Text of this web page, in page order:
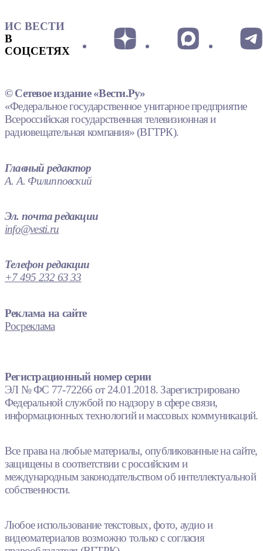
ИС ВЕСТИ
В
СОЦСЕТЯХ
© Сетевое издание «Вести.Ру»
«Федеральное государственное унитарное предприятие
Всероссийская государственная телевизионная и
радиовещательная компания» (ВГТРК).
Главный редактор
А. А. Филипповский
Эл. почта редакции
info@vesti.ru
Телефон редакции
+7 495 232 63 33
Реклама на сайте
Росреклама
Регистрационный номер серии
ЭЛ № ФС 77-72266 от 24.01.2018. Зарегистрировано
Федеральной службой по надзору в сфере связи,
информационных технологий и массовых коммуникаций.
Все права на любые материалы, опубликованные на сайте,
защищены в соответствии с российским и
международным законодательством об интеллектуальной
собственности.
Любое использование текстовых, фото, аудио и
видеоматериалов возможно только с согласия